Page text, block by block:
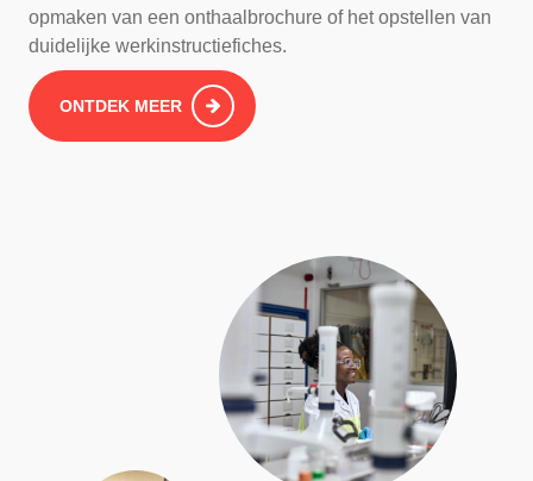
opmaken van een onthaalbrochure of het opstellen van
duidelijke werkinstructiefiches.
ONTDEK MEER